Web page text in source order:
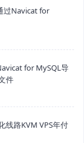
过Navicat for
for MySQL导
件
线路KVM VPS年付